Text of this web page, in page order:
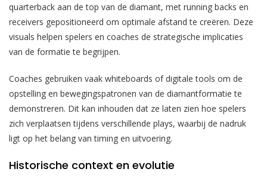
quarterback aan de top van de diamant, met running backs en
receivers gepositioneerd om optimale afstand te creëren. Deze
visuals helpen spelers en coaches de strategische implicaties
van de formatie te begrijpen.
Coaches gebruiken vaak whiteboards of digitale tools om de
opstelling en bewegingspatronen van de diamantformatie te
demonstreren. Dit kan inhouden dat ze laten zien hoe spelers
zich verplaatsen tijdens verschillende plays, waarbij de nadruk
ligt op het belang van timing en uitvoering.
Historische context en evolutie